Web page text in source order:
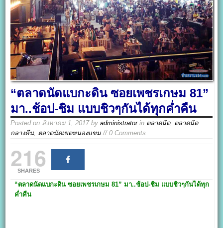
“ตลาดนัดแบกะดิน ซอยเพชรเกษม 81”
มา..ช้อป-ชิม แบบชิวๆกันได้ทุกค่ำคืน
Posted on สิงหาคม 1, 2017byadministratorin ตลาดนัด, ตลาดนัด
กลางคืน, ตลาดนัดเขตหนองแขม // 0 Comments
216
SHARES
“ตลาดนัดแบกะดิน ซอยเพชรเกษม 81” มา..ช้อป-ชิม แบบชิวๆกันได้ทุก
ค่ำคืน